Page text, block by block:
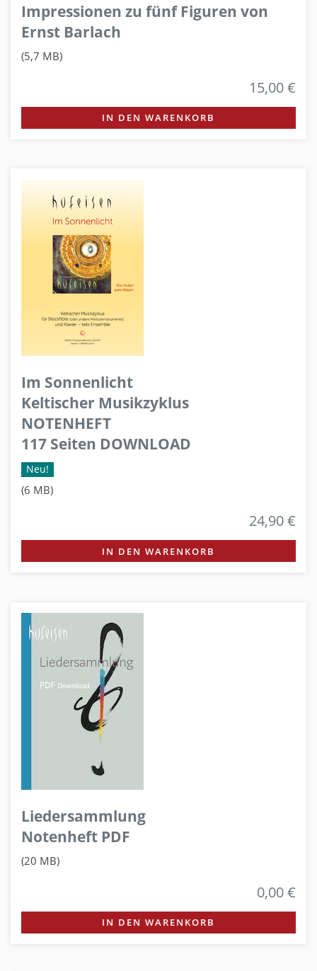
Impressionen zu fünf Figuren von
Ernst Barlach
(5,7 MB)
15,00 €
IN DEN WARENKORB
Im Sonnenlicht
Keltischer Musikzyklus
NOTENHEFT
117 Seiten DOWNLOAD
Neu!
(6 MB)
24,90 €
IN DEN WARENKORB
Liedersammlung
Notenheft PDF
(20 MB)
0,00 €
IN DEN WARENKORB